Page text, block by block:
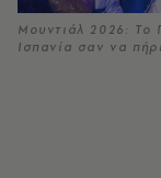
Μουντιάλ 2026: Το
Ισπανία σαν να